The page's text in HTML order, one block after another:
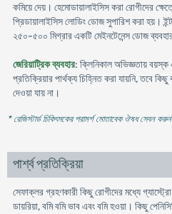
কমিয়ে দেয়। হেমোডায়ালাইসিস করা রোগীদের
প্রিডায়ালাইসিস লোডিং ডোজ সুপারিশ করা হয়।
২৫০-৫০০ মিগ্রার একটি মেইনটেনেন্স ডোজ
জেরিয়াট্রিক ব্যবহার: ক্লিনিকাল অভিজ্ঞতায় বয়স্ক
প্রতিক্রিয়ার পার্থক্য চিহ্নিত করা যায়নি, তবে
দেওয়া যায় না।
* রেজিস্টার্ড চিকিৎসকের পরামর্শ মোতাবেক ঔষধ সেবন করুন'
পার্শ্ব প্রতিক্রিয়া
সেফাক্লর গ্রহণকারী কিছু রোগীদের মধ্যে
ডায়রিয়া, বমি বমি ভাব এবং বমি হওয়া। কিছু